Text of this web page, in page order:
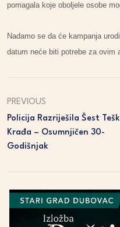
pomagala koje oboljele osobe
Nadamo se da će kampanja
datum neće biti potrebe za ovim
PREVIOUS
Policija Razriješila Šest
Krađa – Osumnjičen 30-
Godišnjak